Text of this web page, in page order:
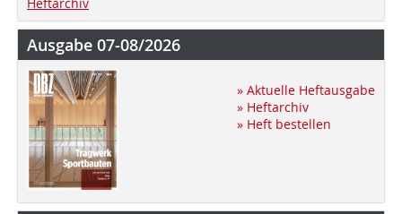
Heftarchiv
Ausgabe 07-08/2026
» Aktuelle Heftausgabe
» Heftarchiv
» Heft bestellen